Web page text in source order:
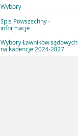
Wybory
Spis Powszechny -
informacje
Wybory Ławników sądowych
na kadencje 2024-2027